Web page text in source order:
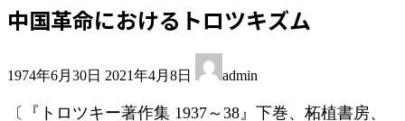
中国革命におけるトロツキズム
1974年6月30日 終
新
2021年4月8日 admin
〔『トロツキー著作集 1937～38』下巻、柘植書房、